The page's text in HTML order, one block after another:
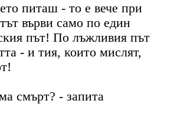
питаш - то е вече при
върви само по един
път! По лъжливия път
- и тия, които мислят,
смърт? - запита